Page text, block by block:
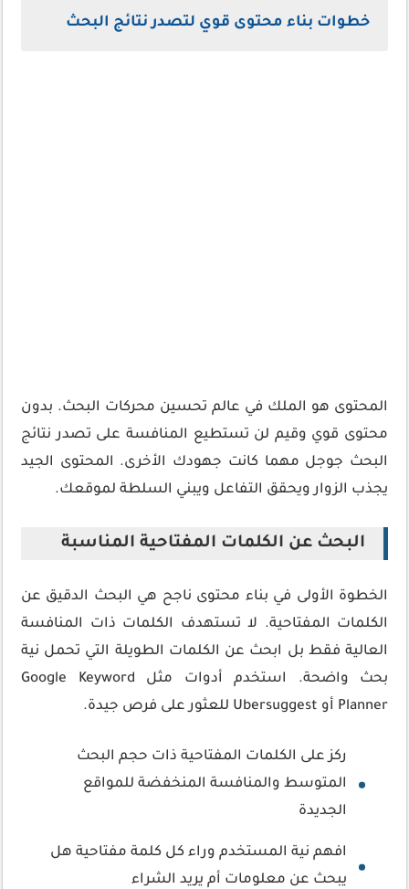
خطوات بناء محتوى قوي لتصدر نتائج البحث
المحتوى هو الملك في عالم تحسين محركات البحث. بدون
محتوى قوي وقيم لن تستطيع المنافسة على تصدر نتائج
البحث جوجل مهما كانت جهودك الأخرى. المحتوى الجيد
يجذب الزوار ويحقق التفاعل ويبني السلطة لموقعك.
البحث عن الكلمات المفتاحية المناسبة
الخطوة الأولى في بناء محتوى ناجح هي البحث الدقيق عن
الكلمات المفتاحية. لا تستهدف الكلمات ذات المنافسة
العالية فقط بل ابحث عن الكلمات الطويلة التي تحمل نية
بحث واضحة. استخدم أدوات مثل Google Keyword
Planner أو Ubersuggest للعثور على فرص جيدة.
ركز على الكلمات المفتاحية ذات حجم البحث
المتوسط والمنافسة المنخفضة للمواقع
الجديدة
افهم نية المستخدم وراء كل كلمة مفتاحية هل
يبحث عن معلومات أم يريد الشراء